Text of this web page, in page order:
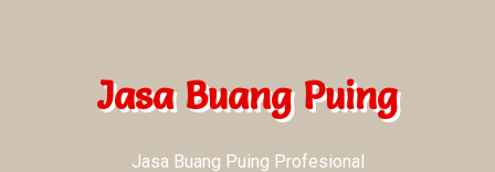
Jasa Buang Puing
Jasa Buang Puing Profesional